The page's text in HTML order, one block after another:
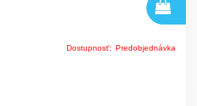
Dostupnosť: Predobjednávka